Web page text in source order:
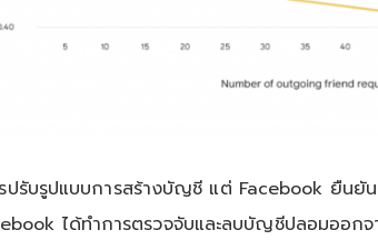
ปแบบการสร้างบัญชี แต่ Facebook ยืนยันว่
ได้ทำการตรวจจับและลบบัญชีปลอมออ